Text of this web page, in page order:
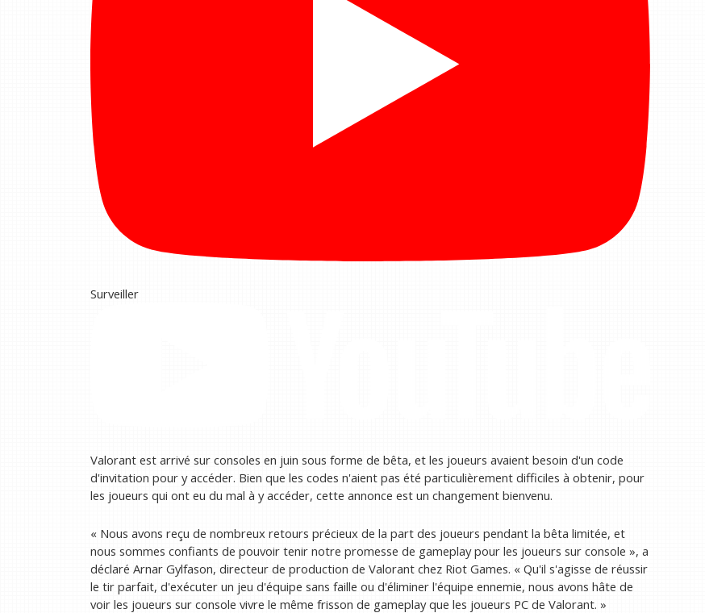
Surveiller
Valorant est arrivé sur consoles en juin sous forme de bêta, et les joueurs avaient besoin d'un code
d'invitation pour y accéder. Bien que les codes n'aient pas été particulièrement difficiles à obtenir, pour
les joueurs qui ont eu du mal à y accéder, cette annonce est un changement bienvenu.
« Nous avons reçu de nombreux retours précieux de la part des joueurs pendant la bêta limitée, et
nous sommes confiants de pouvoir tenir notre promesse de gameplay pour les joueurs sur console », a
déclaré Arnar Gylfason, directeur de production de Valorant chez Riot Games. « Qu'il s'agisse de réussir
le tir parfait, d'exécuter un jeu d'équipe sans faille ou d'éliminer l'équipe ennemie, nous avons hâte de
voir les joueurs sur console vivre le même frisson de gameplay que les joueurs PC de Valorant. »